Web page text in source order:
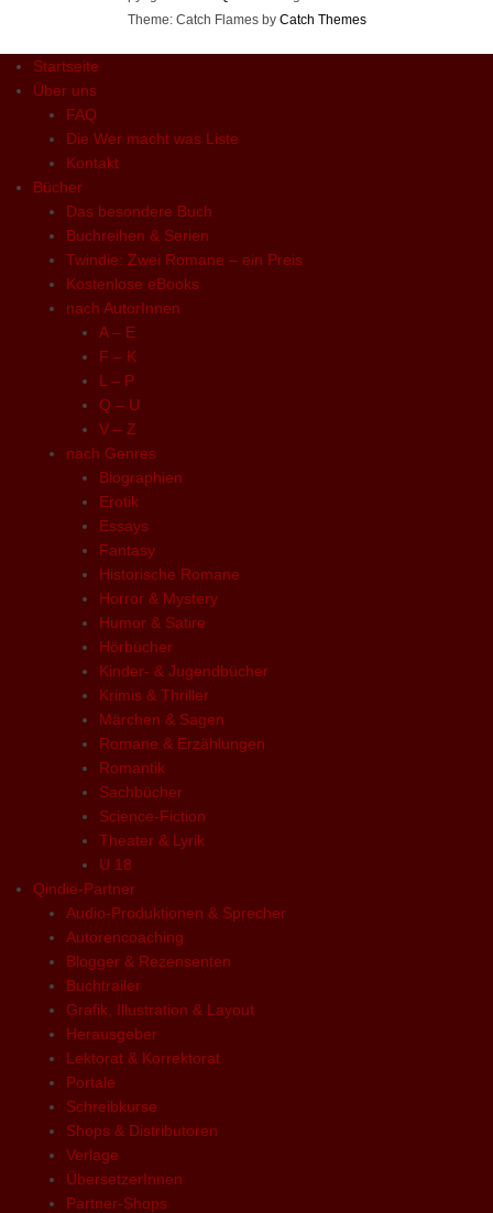
Theme: Catch Flames by Catch Themes
Startseite
Über uns
FAQ
Die Wer macht was Liste
Kontakt
Bücher
Das besondere Buch
Buchreihen & Serien
Twindie: Zwei Romane – ein Preis
Kostenlose eBooks
nach AutorInnen
A – E
F – K
L – P
Q – U
V – Z
nach Genres
Biographien
Erotik
Essays
Fantasy
Historische Romane
Horror & Mystery
Humor & Satire
Hörbücher
Kinder- & Jugendbücher
Krimis & Thriller
Märchen & Sagen
Romane & Erzählungen
Romantik
Sachbücher
Science-Fiction
Theater & Lyrik
U 18
Qindie-Partner
Audio-Produktionen & Sprecher
Autorencoaching
Blogger & Rezensenten
Buchtrailer
Grafik, Illustration & Layout
Herausgeber
Lektorat & Korrektorat
Portale
Schreibkurse
Shops & Distributoren
Verlage
ÜbersetzerInnen
Partner-Shops